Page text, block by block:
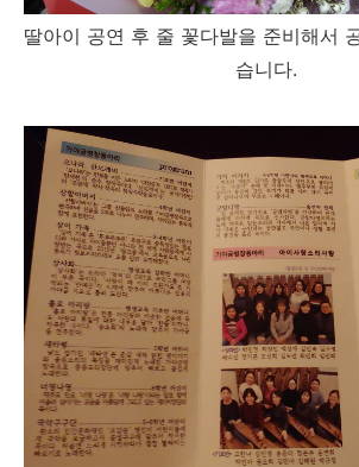
딸아이 공연 후 줄 꽃다발을 준비해서
습니다.